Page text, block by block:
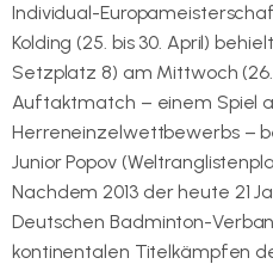
Individual-
Kolding (25. bis 30. April)
Setzplatz 8) am Mittwoch (26.
Auftaktmatch – einem Spiel
Herreneinzelwettbewerbs –
Junior Popov
Nachdem 2013 der heute 21
Deutschen Badminton-
kontinentalen Titelkämpfen